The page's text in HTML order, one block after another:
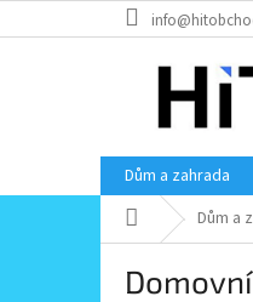
na
Dům a zahrada
Domů Dům a